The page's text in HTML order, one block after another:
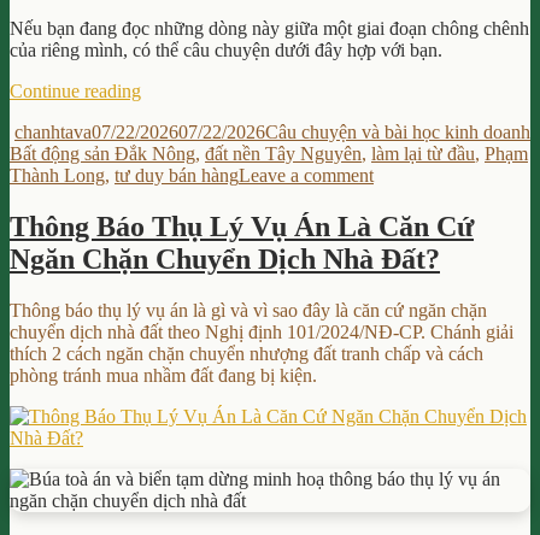
từ
Alex
Hormozi
Nếu bạn đang đọc những dòng này giữa một giai đoạn chông chênh
của riêng mình, có thể câu chuyện dưới đây hợp với bạn.
Continue reading“Làm
từ
hai
bàn
trắng
với
nghề
động
sản
Đắk
Nông:
tư
thầy
Phạm
Author
chanhtavaPosted
on
07/22/202607/22/2026Categories
Câu chuyện và bài học kinh doanh
Bất động sản Đắk Nông, đất nền Tây Nguyên, làm lại từ đầu, Phạm
Thành Long, tư duy bán hàngLeave a commenton
lại
từ
hai
tay
trắng
với
động
Nông:
Thông Báo Thụ Lý Vụ Án Là Căn Cứ
Ngăn Chặn Chuyển Dịch Nhà Đất?
Thông báo thụ lý vụ án là gì và vì sao đây là căn cứ ngăn chặn
chuyển dịch nhà đất theo Nghị định 101/2024/NĐ-CP. Chánh giải
thích 2 cách ngăn chặn chuyển nhượng đất tranh chấp và cách
phòng tránh mua nhầm đất đang bị kiện.